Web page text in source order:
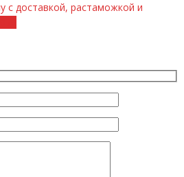
с доставкой, растаможкой и